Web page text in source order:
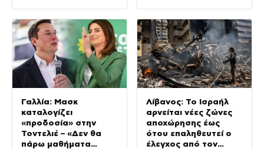
Γαλλία: Μασκ
καταλογίζει
«προδοσία» στην
Τοντελιέ – «Δεν θα
πάρω μαθήματα
Λίβανος: Το Ισραήλ
αρνείται νέες ζώνες
αποχώρησης έως
ότου επαληθευτεί ο
έλεγχος από τον